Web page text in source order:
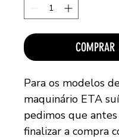
COMPRAR
Para os modelos
maquinário ETA
pedimos que
finalizar a compra